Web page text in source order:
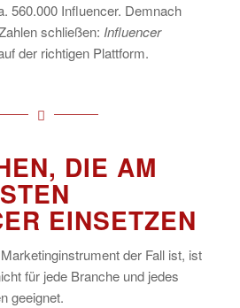
560.000 Influencer. Demnach
schließen: Influencer
der richtigen Plattform.
DIE AM
EINSETZEN
der Fall ist, ist
für jede Branche und jedes
geeignet.